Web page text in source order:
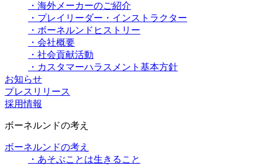
・海外メーカーのご紹介
・プレイリーダー・インストラクター
・ボーネルンドヒストリー
・会社概要
・社会貢献活動
・カスタマーハラスメント基本方針
お知らせ
プレスリリース
採用情報
ボーネルンドの考え
ボーネルンドの考え
・あそぶことは生きること